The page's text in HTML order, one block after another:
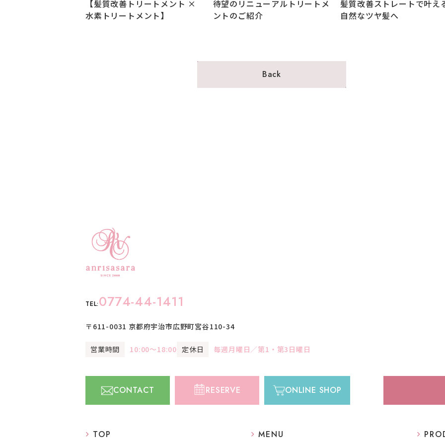
【髪質改善トリートメント ×
水素トリートメント】
待望のリニューアルトリートメ
ントのご紹介
髪質改善ストレートで叶え
自然なツヤ髪へ
Back
TEL:0774-44-1411
〒611-0031 京都府宇治市広野町宮谷110-34
営業時間 10:00〜18:00 定休日 毎週月曜日／第1・第3日曜日
CONTACT RESERVE ONLINE SHOP
TOP MENU